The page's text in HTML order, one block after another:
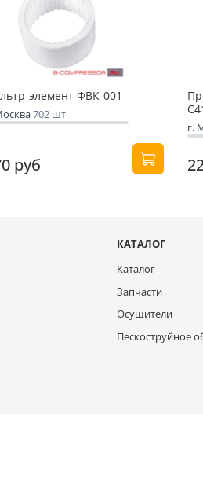
элемент ФВК-001
702 шт
руб
г.
КАТАЛОГ
Каталог
Запчасти
Осушители
Пескоструйное